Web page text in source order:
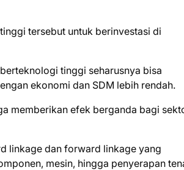
tersebut untuk berinvestasi di
tinggi seharusnya bisa
ekonomi dan SDM lebih rendah.
memberikan efek berganda bagi
linkage dan forward linkage yang
mesin, hingga penyerapan